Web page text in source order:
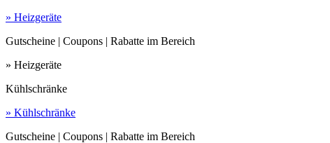
» Heizgeräte
Gutscheine | Coupons | Rabatte im Bereich
» Heizgeräte
Kühlschränke
» Kühlschränke
Gutscheine | Coupons | Rabatte im Bereich